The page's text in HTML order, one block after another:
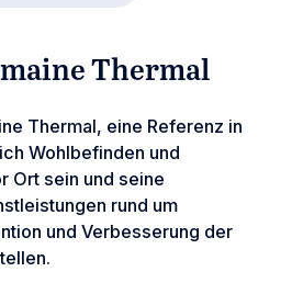
Thermal
Thermal, eine Referenz in
Wohlbefinden und
Ort sein und seine
rund um
und Verbesserung der